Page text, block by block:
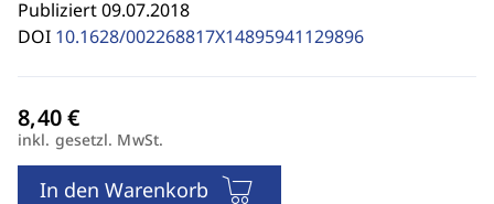
Publiziert 09.07.2018
DOI 10.1628/002268817X14895941129896
inkl. gesetzl. MwSt.
In den Warenkorb